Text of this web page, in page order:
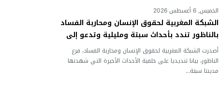
الخميس, 6 أغسطس 2026
الشبكة المغربية لحقوق الإنسان ومحاربة الفساد
بالناظور تندد بأحداث سبتة ومليلية وتدعو إلى
تحقيقات مستقلة ومعالجة أسباب الهجرة
أصدرت الشبكة المغربية لحقوق الإنسان ومحاربة الفساد، فرع
الناظور، بيانا تنديديا على خلفية الأحداث الأخيرة التي شهدتها
مدينتا سبتة...